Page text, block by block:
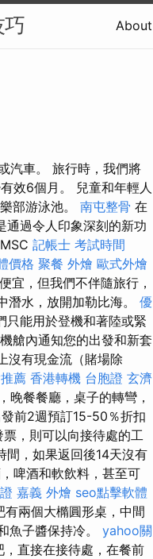
巧 About
汽車。 旅行時，我們將
效6個月。 兒童和年輕人
部游泳池。 南屯整骨 在
通過令人印象深刻的新功
記帳士 考試時間
價格 聚餐 外燴 歐式外燴
宜，但我們不伴隨旅行，
潛水，放開加勒比海。 優
只能用於登機和著陸或緊
艙內通知您的出發和新套
沒有現金流（賭場除
薦 香港轉機 台胞證 玄濟
晚餐餐廳，桌子的轉彎，
前2週預訂15-50％折扣
，則可以向接待處的工
間，如果返回後14天沒有
啤酒和軟飲料，甚至可
嘉義 外燴 seo點擊軟體
有兩個大橢圓形桌，中間
魚子醬保持冷。 yahoo關
直接在接待處，在餐前